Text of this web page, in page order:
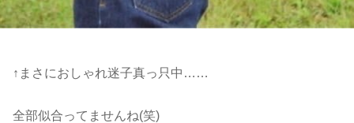
↑まさにおしゃれ迷子真っ只中……
全部似合ってませんね(笑)